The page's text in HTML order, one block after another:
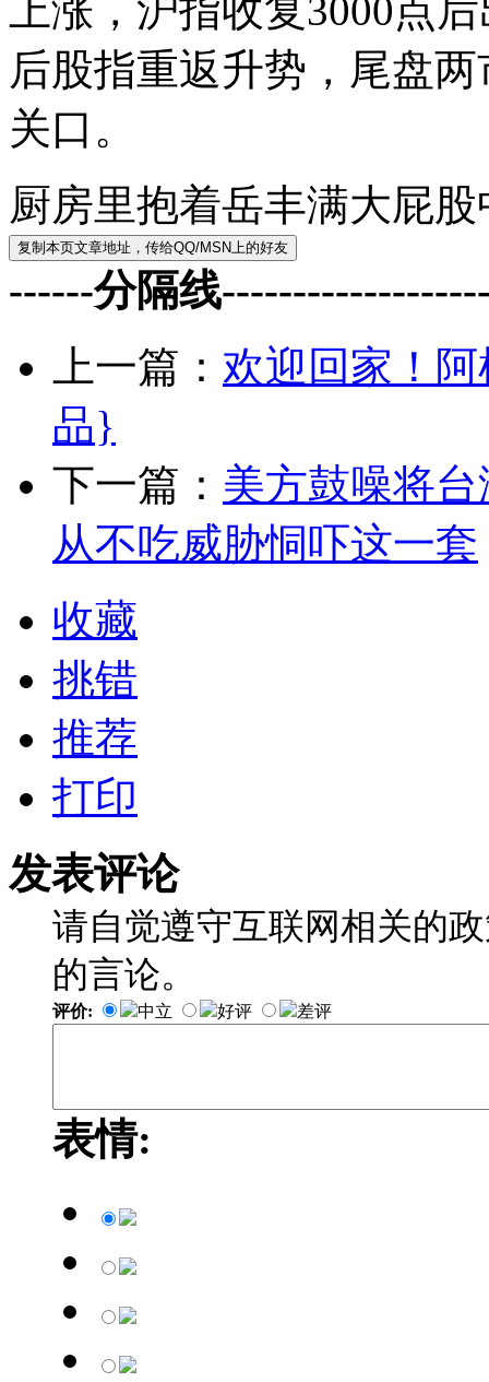
上涨，沪指收复3000点
后股指重返升势，尾盘
关口。
厨房里抱着岳丰满大屁
------分隔线
上一篇： 欢迎回家！
品}
下一篇： 美方鼓噪将
从不吃威胁恫吓这一套
收藏
挑错
推荐
打印
发表评论
请自觉遵守互联网相关的
的言论。
评价: 中立 好评 差评
表情: